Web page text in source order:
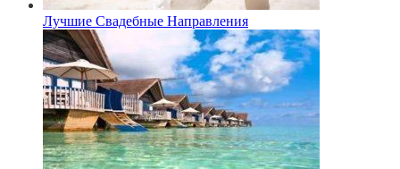
Лучшие Свадебные Направления